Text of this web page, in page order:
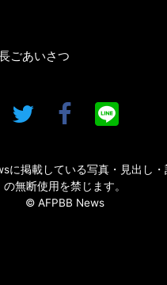
ごあいさつ
に掲載している写真・見出し・
の無断使用を禁じます。
© AFPBB News